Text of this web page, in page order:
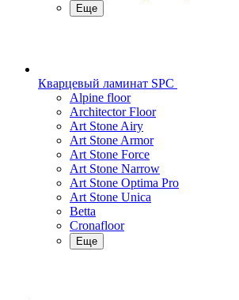
Еще
Кварцевый ламинат SPC
Alpine floor
Architector Floor
Art Stone Airy
Art Stone Armor
Art Stone Force
Art Stone Narrow
Art Stone Optima Pro
Art Stone Unica
Betta
Cronafloor
Еще